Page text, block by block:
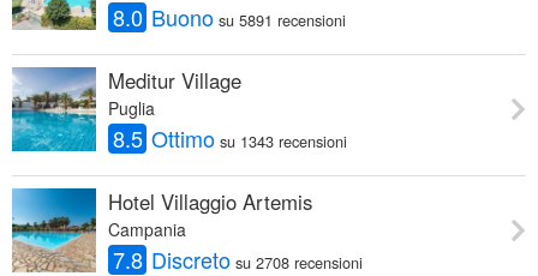
8.0 Buono su 5891 recensioni
Meditur Village
Puglia
8.5 Ottimo su 1343 recensioni
Hotel Villaggio Artemis
Campania
7.8 Discreto su 2708 recensioni